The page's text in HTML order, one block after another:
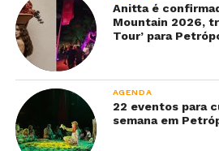
Anitta é
Mountain 2026,
Tour’ para
AGENDA
22 eventos para
semana em